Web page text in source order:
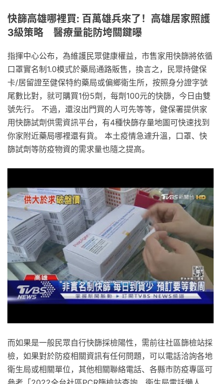
快篩高雄哪裡買: 百萬雄兵來了！高雄居家照護
3級策略 醫療量能防垮關鍵曝
指揮中心公布，為維護民眾健康權益，市售家用快篩將依循
口罩實名制1.0模式於藥局通路販售，換言之，民眾持健保
卡/居留證至健保特約藥局或偏鄉衛生所，按照身分證字號
尾數比對，就可購買1份5劑，每劑100元的快篩，今日由雙
號先行。 不過，還沒出門買的人可先等等，健保署提供家
用快篩試劑供需資訊平台，有4種快篩存量地圖可快速找到
你家附近藥局哪裡還有貨。 本土疫情急遽升溫，口罩、快
篩試劑等防疫物資的需求量也隨之提高。
而如果是一般民眾自行快篩採檢陽性，需前往社區篩檢站採
檢，如果對於防疫相關資訊有任何問題，可以電話洽詢各地
衛生局或相關單位，其他相關聯絡電話、各縣市防疫專區可